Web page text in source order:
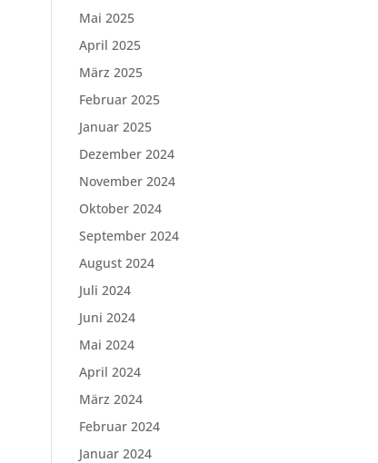
Mai 2025
April 2025
März 2025
Februar 2025
Januar 2025
Dezember 2024
November 2024
Oktober 2024
September 2024
August 2024
Juli 2024
Juni 2024
Mai 2024
April 2024
März 2024
Februar 2024
Januar 2024